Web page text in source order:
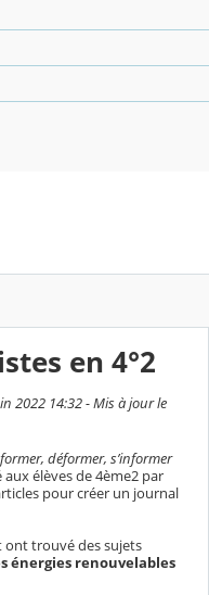
en 4°2
2022 14:32 - Mis à jour le
déformer, s’informer
élèves de 4ème2 par
pour créer un journal
ont trouvé des sujets
énergies renouvelables